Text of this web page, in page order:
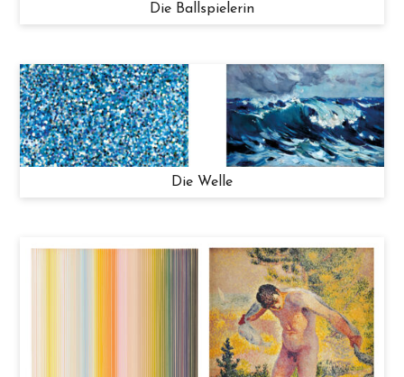
Die Ballspielerin
Die Welle